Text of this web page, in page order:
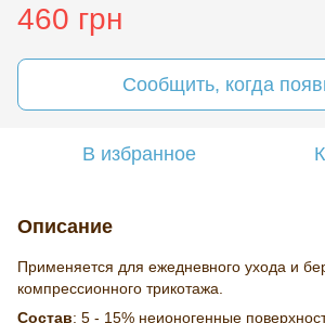
460 грн
Сообщить, когда
В избранное
Описание
Применяется для ежедневного ухода и
компрессионного трикотажа.
Состав: 5 - 15% неионогенные